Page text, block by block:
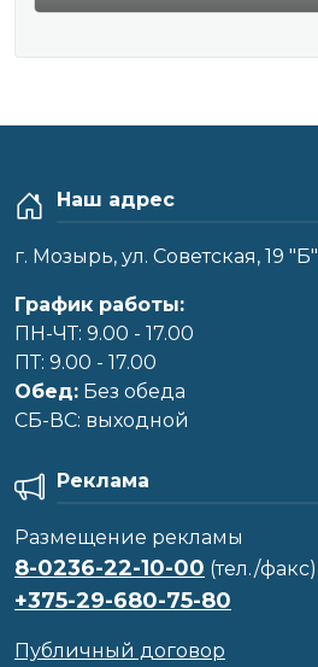
Наш адрес
г. Мозырь, ул. Советская, 19 "Б"
График работы:
ПН-ЧТ: 9.00 - 17.00
ПТ: 9.00 - 17.00
Обед: Без обеда
CБ-ВС: выходной
Реклама
Размещение рекламы
8-0236-22-10-00 (тел./факс)
+375-29-680-75-80
Публичный договор